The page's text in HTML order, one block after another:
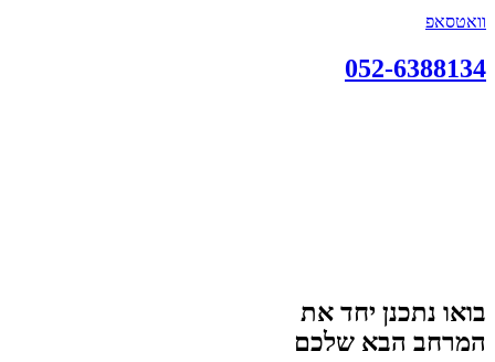
וואטסאפ
052-6388134
בואו נתכנן יחד את
המרחב הבא שלכם